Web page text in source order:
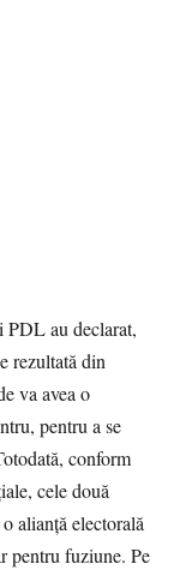
PDL au declarat,
rezultată din
va avea o
pentru a se
conform
cele două
alianţă electorală
pentru fuziune. Pe